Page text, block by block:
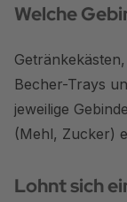
Welche
Becher-Trays
jeweilige
(Mehl, Zucker)
Lohnt sich